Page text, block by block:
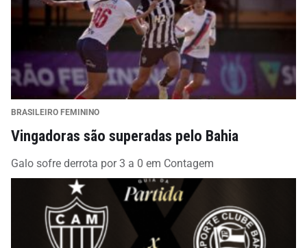
BRASILEIRO FEMININO
Vingadoras são superadas pelo Bahia
Galo sofre derrota por 3 a 0 em Contagem